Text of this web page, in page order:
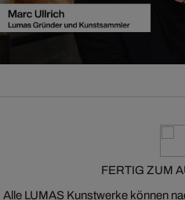
FERTIG ZUM
Alle LUMAS Kunstwerke können